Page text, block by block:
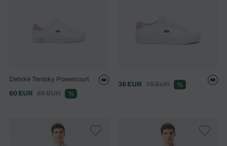
Detské Tenisky Powercourt
60 EUR
85 EUR %
38 EUR 75 EUR %